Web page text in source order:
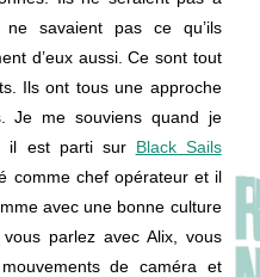
savaient pas ce qu’ils
d’eux aussi. Ce sont tout
Ils ont tous une approche
Je me souviens quand je
il est parti sur Black Sails
comme chef opérateur et il
avec une bonne culture
parlez avec Alix, vous
de caméra et